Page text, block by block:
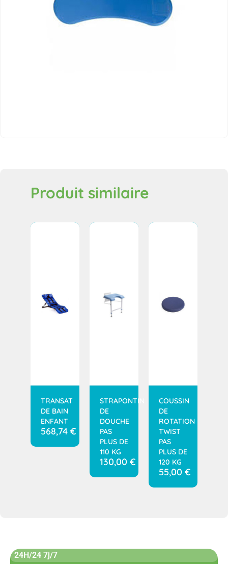
Produit similaire
TRANSAT
DE BAIN
ENFANT
568,74 €
STRAPONTIN
DE
DOUCHE
PAS
PLUS DE
110 KG
130,00 €
COUSSIN
DE
ROTATION
TWIST
PAS
PLUS DE
120 KG
55,00 €
24H/24 7j/7